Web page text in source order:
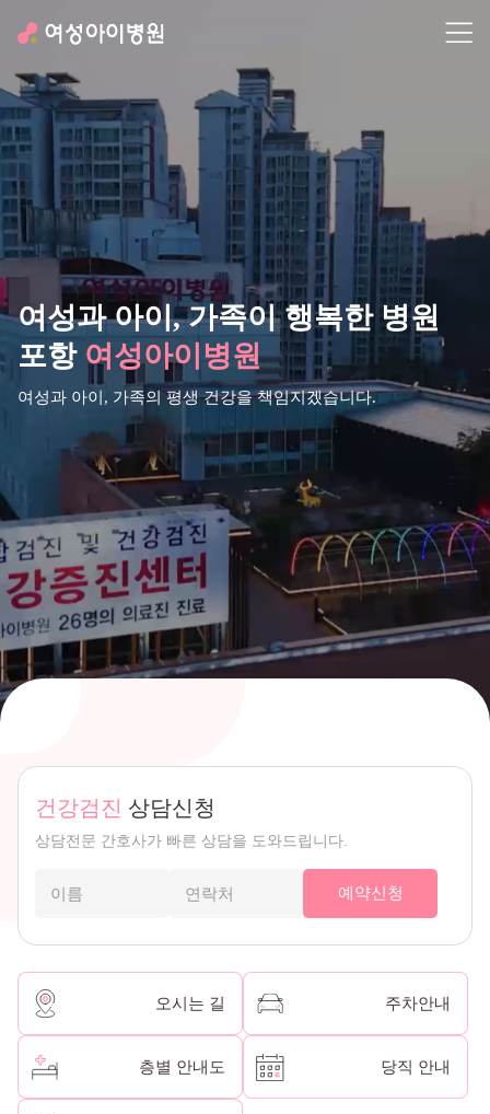
여성과 아이,가족이 행복한 병원
포항 여성아이병원
여성과 아이, 가족의 평생 건강을 책임지겠습니다.
건강검진 상담신청
상담전문 간호사가 빠른 상담을 도와드립니다.
예약신청
오시는 길 주차안내
층별 안내도 당직 안내